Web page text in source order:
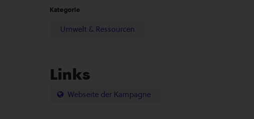
Kategorie
Umwelt & Ressourcen
Links
Webseite der Kampagne